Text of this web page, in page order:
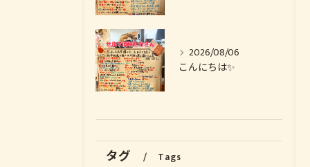
2026/08/06
こんにちは✨️
タグ Tags